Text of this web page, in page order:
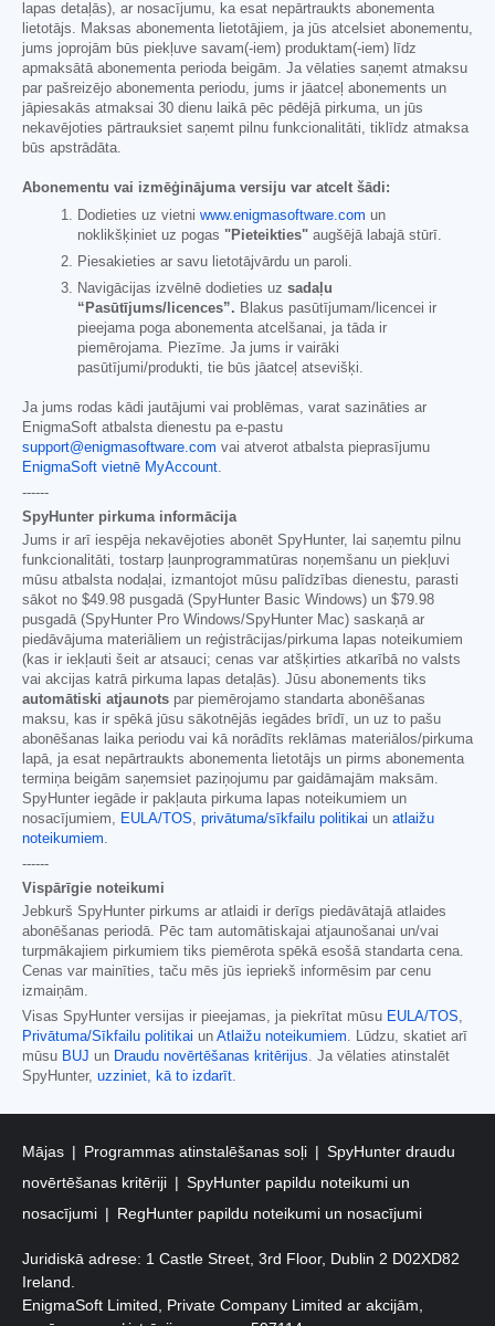
lapas detaļās), ar nosacījumu, ka esat nepārtraukts abonementa
lietotājs. Maksas abonementa lietotājiem, ja jūs atcelsiet abonementu,
jums joprojām būs piekļuve savam(-iem) produktam(-iem) līdz
apmaksātā abonementa perioda beigām. Ja vēlaties saņemt atmaksu
par pašreizējo abonementa periodu, jums ir jāatceļ abonements un
jāpiesakās atmaksai 30 dienu laikā pēc pēdējā pirkuma, un jūs
nekavējoties pārtrauksiet saņemt pilnu funkcionalitāti, tiklīdz atmaksa
būs apstrādāta.
Abonementu vai izmēģinājuma versiju var atcelt šādi:
Dodieties uz vietni www.enigmasoftware.com un
noklikšķiniet uz pogas "Pieteikties" augšējā labajā stūrī.
Piesakieties ar savu lietotājvārdu un paroli.
Navigācijas izvēlnē dodieties uz sadaļu
“Pasūtījums/licences”. Blakus pasūtījumam/licencei ir
pieejama poga abonementa atcelšanai, ja tāda ir
piemērojama. Piezīme. Ja jums ir vairāki
pasūtījumi/produkti, tie būs jāatceļ atsevišķi.
Ja jums rodas kādi jautājumi vai problēmas, varat sazināties ar
EnigmaSoft atbalsta dienestu pa e-pastu
support@enigmasoftware.com vai atverot atbalsta pieprasījumu
EnigmaSoft vietnē MyAccount.
------
SpyHunter pirkuma informācija
Jums ir arī iespēja nekavējoties abonēt SpyHunter, lai saņemtu pilnu
funkcionalitāti, tostarp ļaunprogrammatūras noņemšanu un piekļuvi
mūsu atbalsta nodaļai, izmantojot mūsu palīdzības dienestu, parasti
sākot no $49.98 pusgadā (SpyHunter Basic Windows) un $79.98
pusgadā (SpyHunter Pro Windows/SpyHunter Mac) saskaņā ar
piedāvājuma materiāliem un reģistrācijas/pirkuma lapas noteikumiem
(kas ir iekļauti šeit ar atsauci; cenas var atšķirties atkarībā no valsts
vai akcijas katrā pirkuma lapas detaļās). Jūsu abonements tiks
automātiski atjaunots par piemērojamo standarta abonēšanas
maksu, kas ir spēkā jūsu sākotnējās iegādes brīdī, un uz to pašu
abonēšanas laika periodu vai kā norādīts reklāmas materiālos/pirkuma
lapā, ja esat nepārtraukts abonementa lietotājs un pirms abonementa
termiņa beigām saņemsiet paziņojumu par gaidāmajām maksām.
SpyHunter iegāde ir pakļauta pirkuma lapas noteikumiem un
nosacījumiem, EULA/TOS, privātuma/sīkfailu politikai un atlaižu
noteikumiem.
------
Vispārīgie noteikumi
Jebkurš SpyHunter pirkums ar atlaidi ir derīgs piedāvātajā atlaides
abonēšanas periodā. Pēc tam automātiskajai atjaunošanai un/vai
turpmākajiem pirkumiem tiks piemērota spēkā esošā standarta cena.
Cenas var mainīties, taču mēs jūs iepriekš informēsim par cenu
izmaiņām.
Visas SpyHunter versijas ir pieejamas, ja piekrītat mūsu EULA/TOS,
Privātuma/Sīkfailu politikai un Atlaižu noteikumiem. Lūdzu, skatiet arī
mūsu BUJ un Draudu novērtēšanas kritērijus. Ja vēlaties atinstalēt
SpyHunter, uzziniet, kā to izdarīt.
Mājas Programmas atinstalēšanas soļi
SpyHunter draudu
novērtēšanas kritēriji
SpyHunter papildu noteikumi un
nosacījumi
RegHunter papildu noteikumi un nosacījumi
Juridiskā adrese: 1 Castle Street, 3rd Floor, Dublin 2 D02XD82
Ireland.
EnigmaSoft Limited, Private Company Limited ar akcijām,